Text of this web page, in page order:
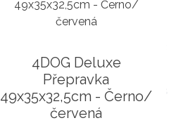
4DOG Deluxe
Přepravka
49x35x32,5cm - Černo/
červená